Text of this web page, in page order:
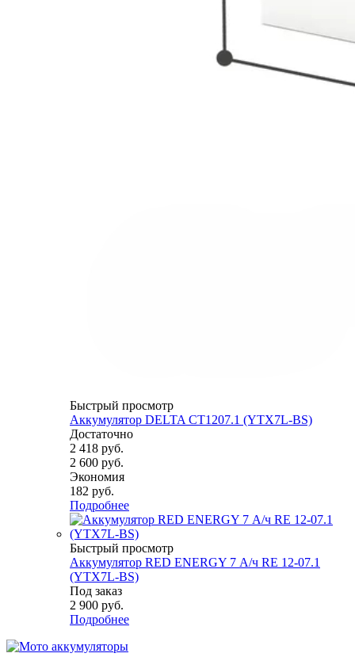
Быстрый просмотр
Аккумулятор DELTA СТ1207.1 (YTX7L-BS)
Достаточно
2 418 руб.
2 600 руб.
Экономия
182 руб.
Подробнее
Быстрый просмотр
Аккумулятор RED ENERGY 7 А/ч RE 12-07.1
(YTX7L-BS)
Под заказ
2 900 руб.
Подробнее